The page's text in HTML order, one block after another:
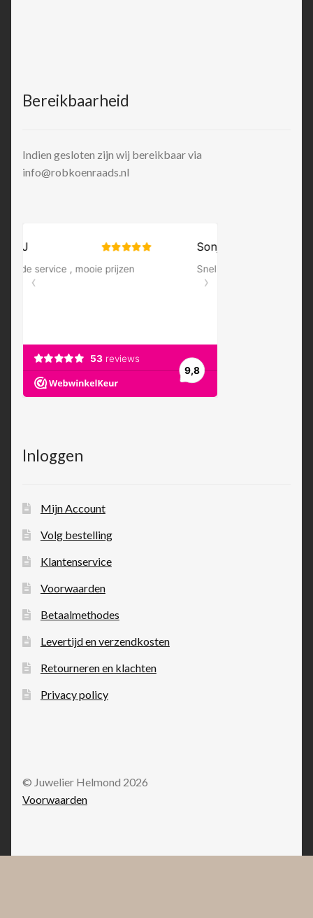
Bereikbaarheid
Indien gesloten zijn wij bereikbaar via
info@robkoenraads.nl
Inloggen
Mijn Account
Volg bestelling
Klantenservice
Voorwaarden
Betaalmethodes
Levertijd en verzendkosten
Retourneren en klachten
Privacy policy
© Juwelier Helmond 2026
Voorwaarden